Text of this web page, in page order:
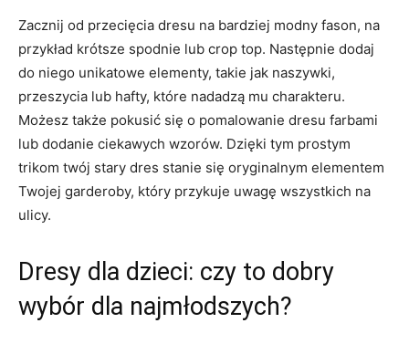
Zacznij od⁣ przecięcia dresu na bardziej​ modny fason, na
przykład krótsze ‍spodnie lub ‌crop‌ top. Następnie dodaj​
do ⁢niego unikatowe⁤ elementy, takie jak naszywki,
przeszycia lub hafty, które nadadzą mu charakteru.‌
Możesz także pokusić się o pomalowanie⁣ dresu farbami
lub dodanie ciekawych wzorów. Dzięki ⁣tym ​prostym⁤
trikom twój ‍stary dres stanie się oryginalnym ⁢elementem
Twojej garderoby, który⁤ przykuje uwagę wszystkich na
ulicy.
Dresy dla dzieci:​ czy ‌to dobry
wybór dla najmłodszych?